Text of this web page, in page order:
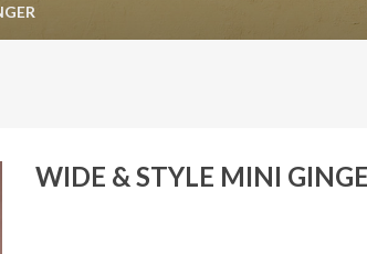
WIDE & STYLE MINI